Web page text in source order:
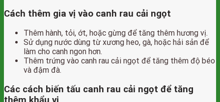
Cách thêm gia vị vào canh rau cải ngọt
Thêm hành, tỏi, ớt, hoặc gừng để tăng thêm hương vị.
Sử dụng nước dùng từ xương heo, gà, hoặc hải sản để
làm cho canh ngon hơn.
Thêm trứng vào canh rau cải ngọt để tăng thêm độ béo
và đậm đà.
Các cách biến tấu canh rau cải ngọt để tăng